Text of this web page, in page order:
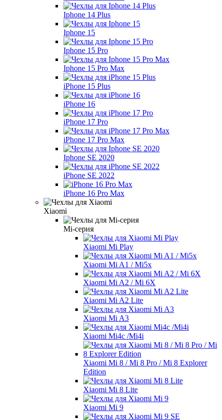
Iphone 14 Plus
Iphone 15
Iphone 15 Pro
Iphone 15 Pro Max
iPhone 15 Plus
iPhone 16
iPhone 17 Pro
iPhone 17 Pro Max
Iphone SE 2020
iPhone SE 2022
iPhone 16 Pro Max
Xiaomi
Mi-серия
Xiaomi Mi Play
Xiaomi Mi A1 / Mi5x
Xiaomi Mi A2 / Mi 6X
Xiaomi Mi A2 Lite
Xiaomi Mi A3
Xiaomi Mi4c /Mi4i
Xiaomi Mi 8 / Mi 8 Pro / Mi 8 Explorer
Edition
Xiaomi Mi 8 Lite
Xiaomi Mi 9